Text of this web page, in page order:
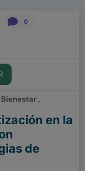
0
,
en la
de